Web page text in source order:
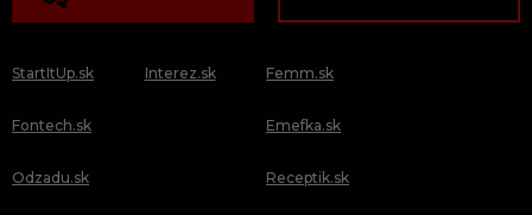
StartItUp.sk
Fontech.sk
Odzadu.sk
Interez.sk Femm.sk
Emefka.sk
Receptik.sk